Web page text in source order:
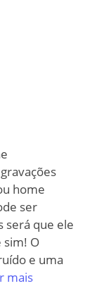
home
ser
será que ele
sim! O
e uma
mais